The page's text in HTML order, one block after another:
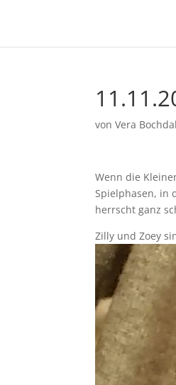
vonVera
Wenn die
Spielphasen, in
herrscht ganz
Zilly und Zoey